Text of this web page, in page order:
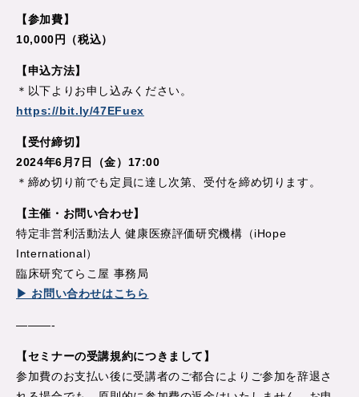
【参加費】
10,000円（税込）
【申込方法】
＊以下よりお申し込みください。
https://bit.ly/47EFuex
【受付締切】
2024年6月7日（金）17:00
＊締め切り前でも定員に達し次第、受付を締め切ります。
【主催・お問い合わせ】
特定非営利活動法人 健康医療評価研究機構（iHope
International）
臨床研究てらこ屋 事務局
▶ お問い合わせはこちら
———-
【セミナーの受講規約につきまして】
参加費のお支払い後に受講者のご都合によりご参加を辞退さ